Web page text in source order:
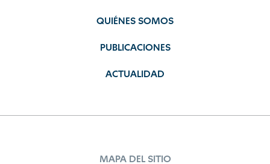
QUIÉNES SOMOS
PUBLICACIONES
ACTUALIDAD
MAPA DEL SITIO